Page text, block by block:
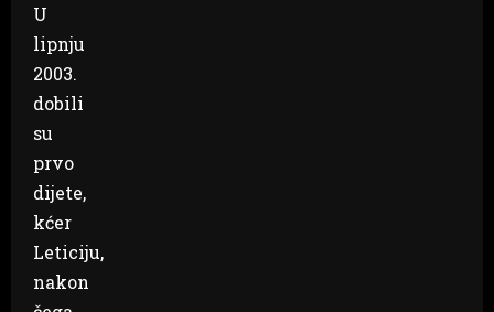
U
lipnju
2003.
dobili
su
prvo
dijete,
kćer
Leticiju,
nakon